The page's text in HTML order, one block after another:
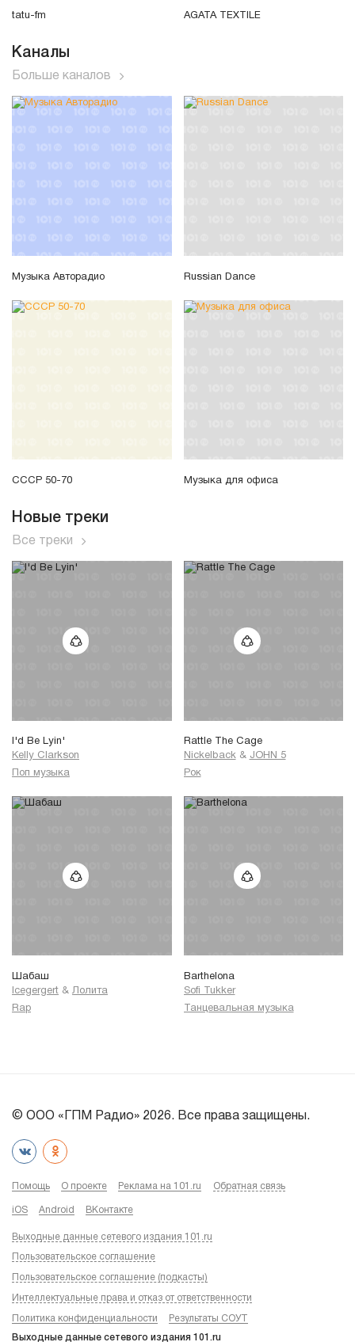
tatu-fm AGATA TEXTILE
Каналы
Больше каналов
Музыка Авторадио Russian Dance
СССР 50-70 Музыка для офиса
Новые треки
Все треки
I'd Be Lyin'
Kelly Clarkson
Поп музыка
Rattle The Cage
Nickelback & JOHN 5
Рок
Шабаш
Icegergert & Лолита
Rap
Barthelona
Sofi Tukker
Танцевальная музыка
© ООО «ГПМ Радио» 2026. Все права защищены.
Помощь О проекте Реклама на 101.ru Обратная связь
iOS Android ВКонтакте
Выходные данные сетевого издания 101.ru
Пользовательское соглашение
Пользовательское соглашение (подкасты)
Интеллектуальные права и отказ от ответственности
Политика конфиденциальности Результаты СОУТ
Выходные данные сетевого издания 101.ru